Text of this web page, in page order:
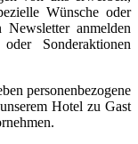
Wünsche oder
anmelden
Sonderaktionen
personenbezogene
Hotel zu Gast